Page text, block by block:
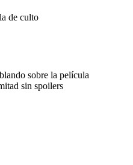
de culto
sobre la película
sin spoilers